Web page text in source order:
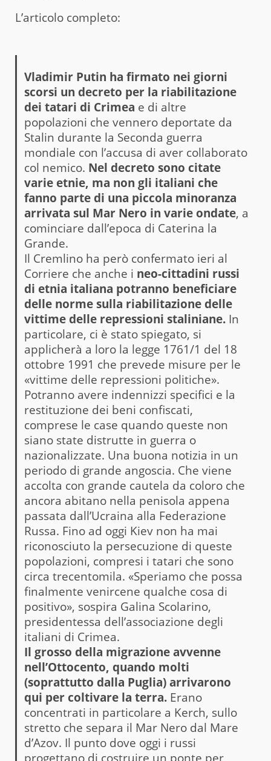
L’articolo completo:
Vladimir Putin ha firmato nei giorni
scorsi un decreto per la riabilitazione
dei tatari di Crimea e di altre
popolazioni che vennero deportate da
Stalin durante la Seconda guerra
mondiale con l’accusa di aver collaborato
col nemico. Nel decreto sono citate
varie etnie, ma non gli italiani che
fanno parte di una piccola minoranza
arrivata sul Mar Nero in varie ondate, a
cominciare dall’epoca di Caterina la
Grande.
Il Cremlino ha però confermato ieri al
Corriere che anche i neo-cittadini russi
di etnia italiana potranno beneficiare
delle norme sulla riabilitazione delle
vittime delle repressioni staliniane.In
particolare, ci è stato spiegato, si
applicherà a loro la legge 1761/1 del 18
ottobre 1991 che prevede misure per le
«vittime delle repressioni politiche».
Potranno avere indennizzi specifici e la
restituzione dei beni confiscati,
comprese le case quando queste non
siano state distrutte in guerra o
nazionalizzate. Una buona notizia in un
periodo di grande angoscia. Che viene
accolta con grande cautela da coloro che
ancora abitano nella penisola appena
passata dall’Ucraina alla Federazione
Russa. Fino ad oggi Kiev non ha mai
riconosciuto la persecuzione di queste
popolazioni, compresi i tatari che sono
circa trecentomila. «Speriamo che possa
finalmente venircene qualche cosa di
positivo», sospira Galina Scolarino,
presidentessa dell’associazione degli
italiani di Crimea.
Il grosso della migrazione avvenne
nell’Ottocento, quando molti
(soprattutto dalla Puglia) arrivarono
qui per coltivare la terra.Erano
concentrati in particolare a Kerch, sullo
stretto che separa il Mar Nero dal Mare
d’Azov. Il punto dove oggi i russi